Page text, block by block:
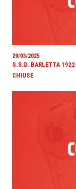
29/03/2025
S.S.D. BARLETTA
CHIUSE